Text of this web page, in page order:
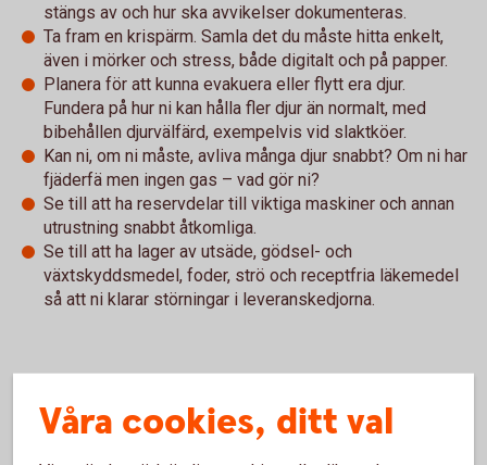
stängs av och hur ska avvikelser dokumenteras.
Ta fram en krispärm. Samla det du måste hitta enkelt,
även i mörker och stress, både digitalt och på papper.
Planera för att kunna evakuera eller flytt era djur.
Fundera på hur ni kan hålla fler djur än normalt, med
bibehållen djurvälfärd, exempelvis vid slaktköer.
Kan ni, om ni måste, avliva många djur snabbt? Om ni har
fjäderfä men ingen gas – vad gör ni?
Se till att ha reservdelar till viktiga maskiner och annan
utrustning snabbt åtkomliga.
Se till att ha lager av utsäde, gödsel- och
växtskyddsmedel, foder, strö och receptfria läkemedel
så att ni klarar störningar i leveranskedjorna.
kommer" hittar du här:
Våra cookies, ditt val